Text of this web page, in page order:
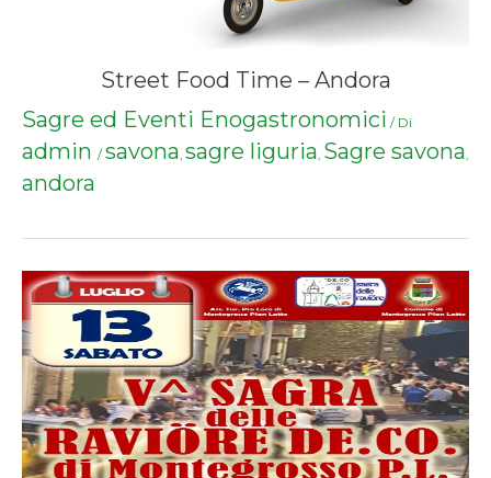
Street Food Time – Andora
Sagre ed Eventi Enogastronomici / Di
admin / savona, sagre liguria, Sagre savona,
andora